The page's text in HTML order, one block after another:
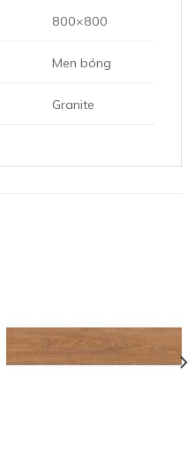
800×800
Men bóng
Granite